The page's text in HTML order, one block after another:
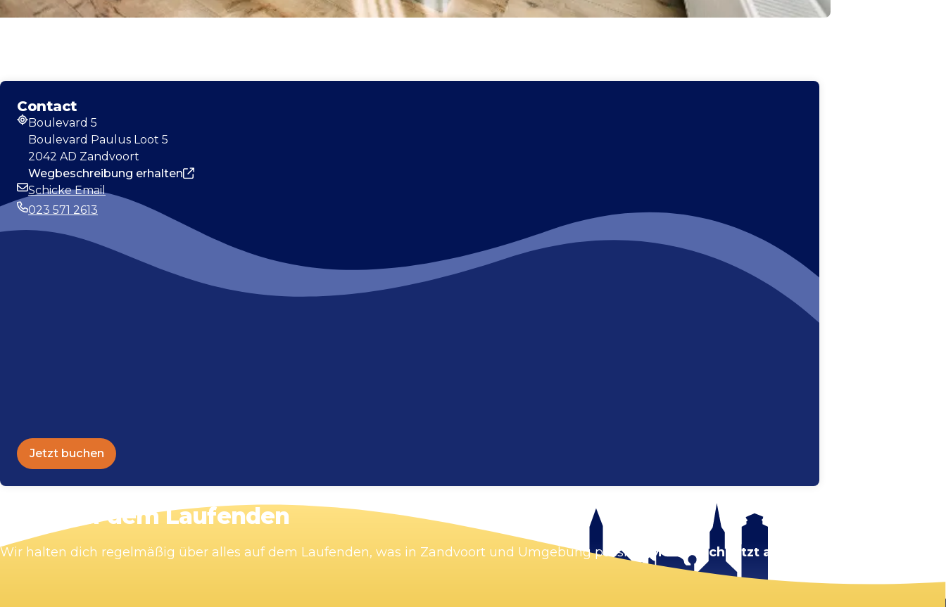
Contact
Adresse
Boulevard 5
Boulevard Paulus Loot 5
2042 AD Zandvoort
Wegbeschreibung erhalten
E-Mail-Adresse
Schicke Email
023 571 2613
Jetzt buchen
Karte vergrößern
Bleib auf dem Laufenden
Wir halten dich regelmäßig über alles auf dem Laufenden, was in Zandvoort und Umgebung passiert. Melde dich jetzt an!